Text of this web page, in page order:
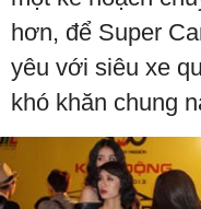
hơn, để Super
yêu với siêu xe
khó khăn chung